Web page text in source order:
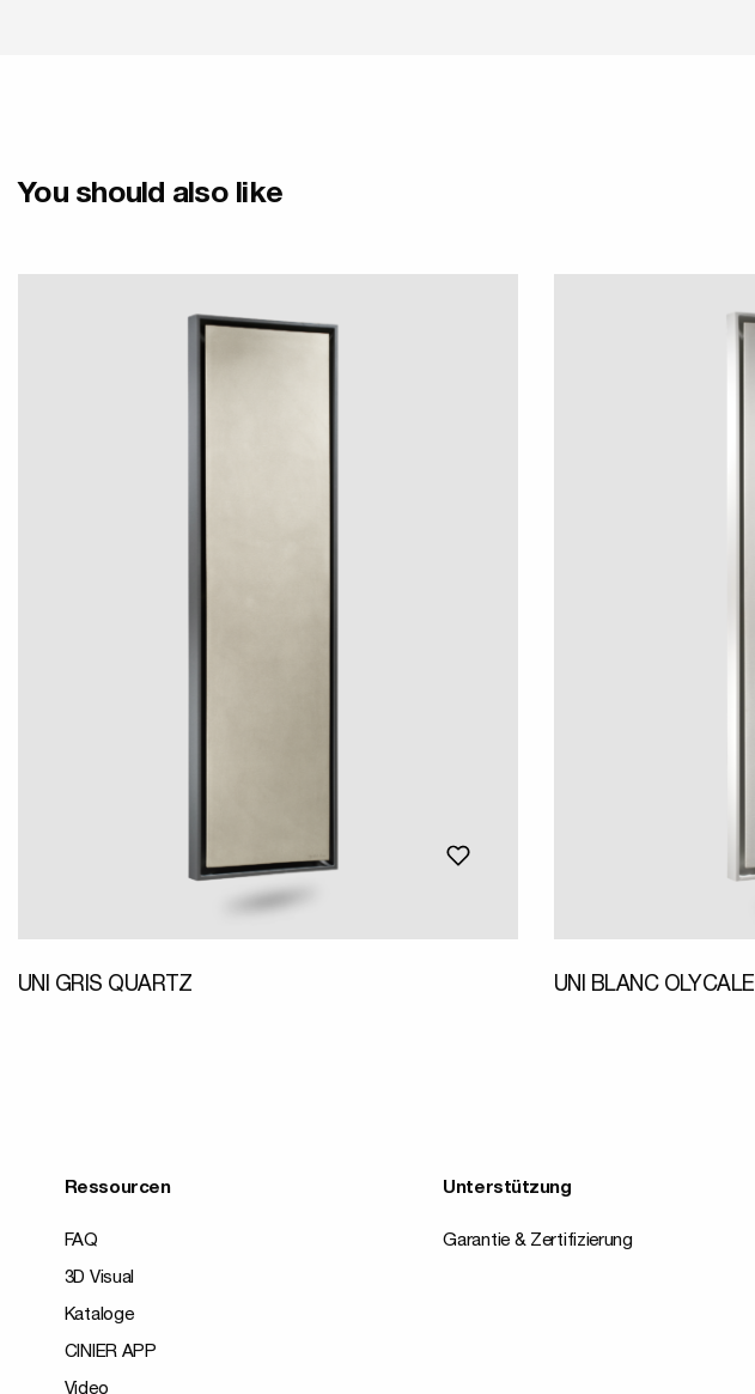
You should also like
UNI GRIS QUARTZ UNI BLANC OLYCALE
Ressourcen
FAQ
3D Visual
Kataloge
CINIER APP
Video
Unterstützung
Garantie & Zertifizierung